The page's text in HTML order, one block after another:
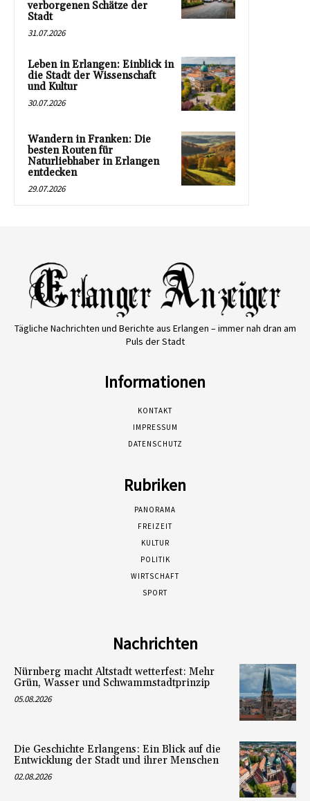
verborgenen Schätze der
Stadt
31.07.2026
Leben in Erlangen: Einblick in
die Stadt der Wissenschaft
und Kultur
30.07.2026
Wandern in Franken: Die
besten Routen für
Naturliebhaber in Erlangen
entdecken
29.07.2026
Tägliche Nachrichten und Berichte aus Erlangen – immer nah dran am
Puls der Stadt
Informationen
KONTAKT
IMPRESSUM
DATENSCHUTZ
Rubriken
PANORAMA
FREIZEIT
KULTUR
POLITIK
WIRTSCHAFT
SPORT
Nachrichten
Nürnberg macht Altstadt wetterfest: Mehr
Grün, Wasser und Schwammstadtprinzip
05.08.2026
Die Geschichte Erlangens: Ein Blick auf die
Entwicklung der Stadt und ihrer Menschen
02.08.2026